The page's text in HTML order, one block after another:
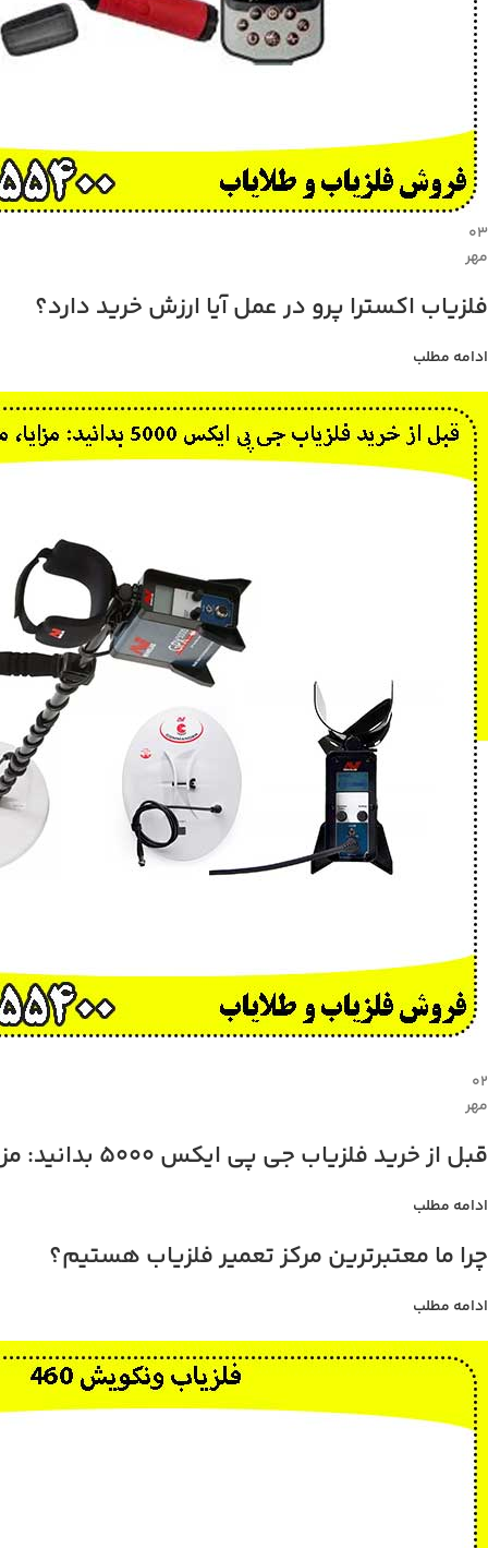
۰۳
مهر
فلزیاب اکسترا پرو در عمل آیا ارزش خرید دارد؟
ادامه مطلب
۰۲
مهر
قبل از خرید فلزیاب جی پی ایکس 5000 بدانید: مزایا، معایب، و قیمت
ادامه مطلب
چرا ما معتبرترین مرکز تعمیر فلزیاب هستیم؟
ادامه مطلب